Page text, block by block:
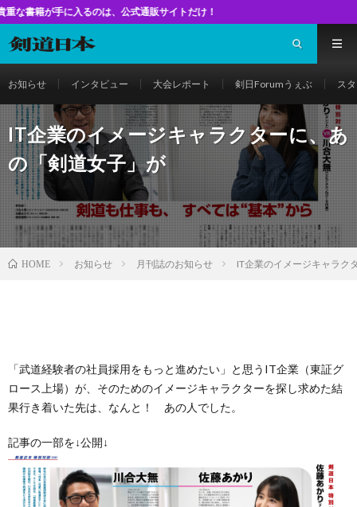
るのは、公式通販サイトだけ！
お知らせ インタビュー 大会レポート 剣日Forumうぇぶ ス
IT企業のイメージキャラクターに、あ
の「剣道女子」が
HOME お知らせ 月刊誌のお知らせ IT企業のイメージキャラク
「武道経験者の社員採用をもっと進めたい」と思うIT企業（東証グ
ロース上場）が、そのためのイメージキャラクターを探し求めた結
果行き着いた先は、なんと！ あの人でした。
記事の一部を↓公開↓